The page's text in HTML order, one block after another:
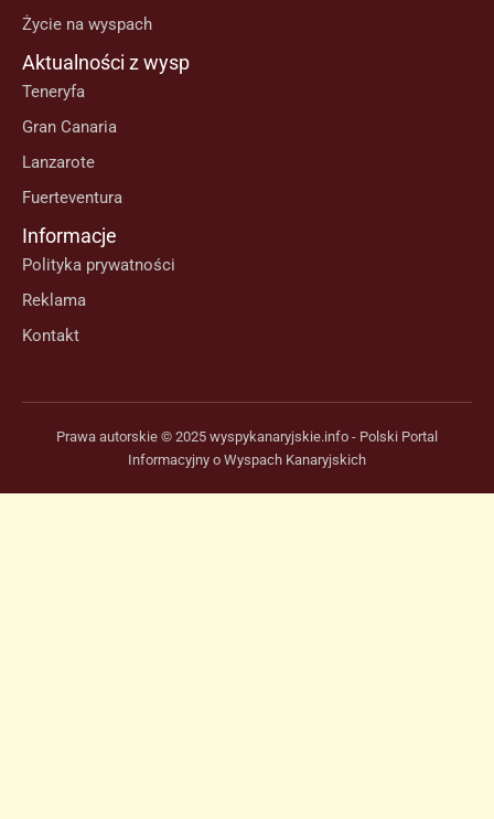
Życie na wyspach
Aktualności z wysp
Teneryfa
Gran Canaria
Lanzarote
Fuerteventura
Informacje
Polityka prywatności
Reklama
Kontakt
Prawa autorskie © 2025 wyspykanaryjskie.info - Polski Portal
Informacyjny o Wyspach Kanaryjskich